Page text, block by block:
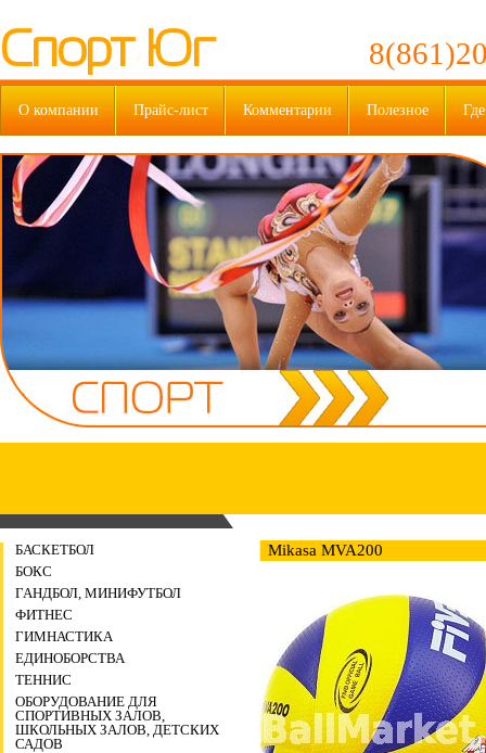
Спорт Юг
О компании Прайс-лист Комментарии Полезное
БАСКЕТБОЛ
БОКС
ГАНДБОЛ, МИНИФУТБОЛ
ФИТНЕС
ГИМНАСТИКА
ЕДИНОБОРСТВА
ТЕННИС
ОБОРУДОВАНИЕ ДЛЯ
СПОРТИВНЫХ ЗАЛОВ,
ШКОЛЬНЫХ ЗАЛОВ, ДЕТСКИХ
САДОВ
Mikasa MVA200